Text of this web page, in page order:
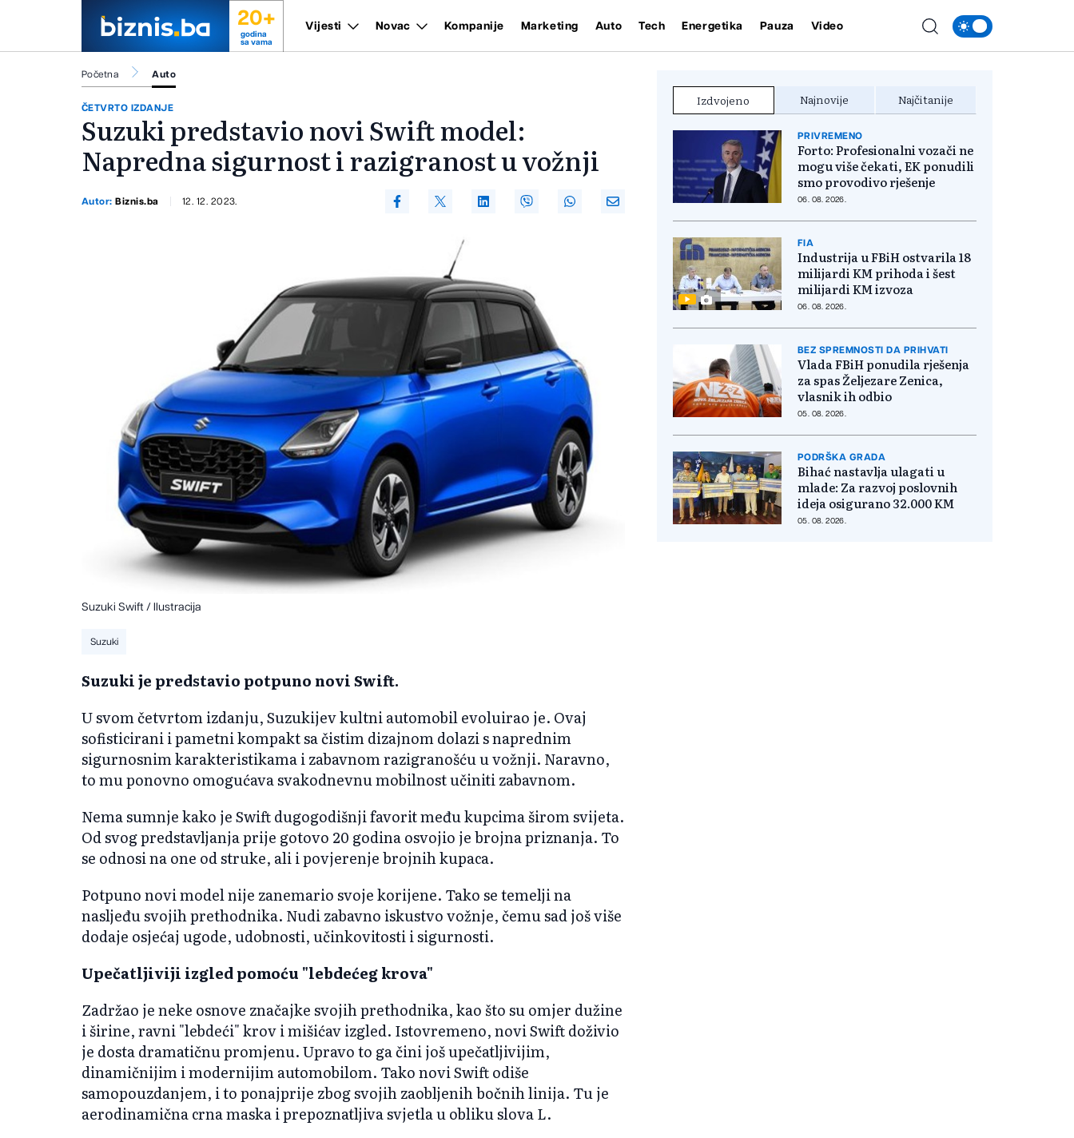
20+
godina
sa vama
Vijesti Novac Kompanije Marketing Auto Tech Energetika Pauza Video
Početna Auto
ČETVRTO IZDANJE
Suzuki predstavio novi Swift model:
Napredna sigurnost i razigranost u vožnji
Autor:Biznis.ba 12. 12. 2023.
Suzuki Swift / Ilustracija
Suzuki
Suzuki je predstavio potpuno novi Swift.
U svom četvrtom izdanju, Suzukijev kultni automobil evoluirao je. Ovaj
sofisticirani i pametni kompakt sa čistim dizajnom dolazi s naprednim
sigurnosnim karakteristikama i zabavnom razigranošću u vožnji. Naravno,
to mu ponovno omogućava svakodnevnu mobilnost učiniti zabavnom.
Nema sumnje kako je Swift dugogodišnji favorit među kupcima širom svijeta.
Od svog predstavljanja prije gotovo 20 godina osvojio je brojna priznanja. To
se odnosi na one od struke, ali i povjerenje brojnih kupaca.
Potpuno novi model nije zanemario svoje korijene. Tako se temelji na
nasljeđu svojih prethodnika. Nudi zabavno iskustvo vožnje, čemu sad još više
dodaje osjećaj ugode, udobnosti, učinkovitosti i sigurnosti.
Upečatljiviji izgled pomoću "lebdećeg krova"
Zadržao je neke osnove značajke svojih prethodnika, kao što su omjer dužine
i širine, ravni "lebdeći" krov i mišićav izgled. Istovremeno, novi Swift doživio
je dosta dramatičnu promjenu. Upravo to ga čini još upečatljivijim,
dinamičnijim i modernijim automobilom. Tako novi Swift odiše
samopouzdanjem, i to ponajprije zbog svojih zaobljenih bočnih linija. Tu je
aerodinamična crna maska i prepoznatljiva svjetla u obliku slova L.
Izdvojeno Najnovije Najčitanije
PRIVREMENO
Forto: Profesionalni vozači ne
mogu više čekati, EK ponudili
smo provodivo rješenje
06. 08. 2026.
FIA
Industrija u FBiH ostvarila 18
milijardi KM prihoda i šest
milijardi KM izvoza
06. 08. 2026.
BEZ SPREMNOSTI DA PRIHVATI
Vlada FBiH ponudila rješenja
za spas Željezare Zenica,
vlasnik ih odbio
05. 08. 2026.
PODRŠKA GRADA
Bihać nastavlja ulagati u
mlade: Za razvoj poslovnih
ideja osigurano 32.000 KM
05. 08. 2026.